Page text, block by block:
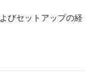
びセットアップの経